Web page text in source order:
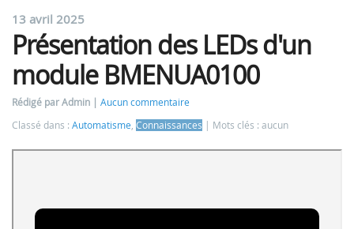
13 avril 2025
Présentation des LEDs d'un
module BMENUA0100
Rédigé par Admin
Aucun commentaire
Classé dans : Automatisme Connaissances Mots clés : aucun